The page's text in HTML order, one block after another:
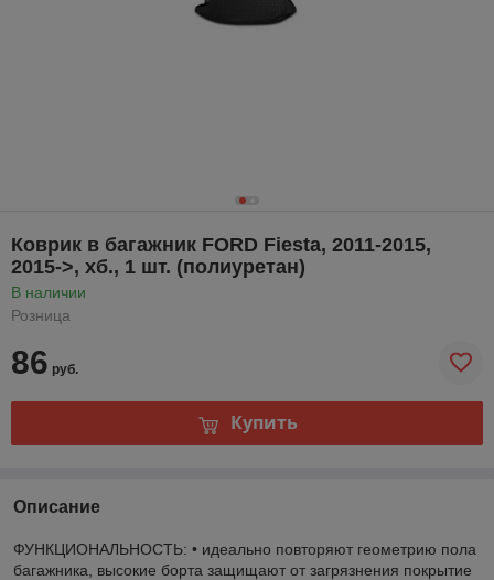
Коврик в багажник FORD Fiesta, 2011-2015,
2015->, хб., 1 шт. (полиуретан)
В наличии
Розница
86 руб.
Купить
Описание
ФУНКЦИОНАЛЬНОСТЬ: • идеально повторяют геометрию пола
багажника, высокие борта защищают от загрязнения покрытие